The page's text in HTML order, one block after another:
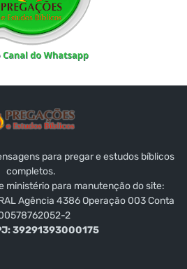
para pregar e estudos bíblicos
completos.
ministério para manutenção do site:
Agência 4386 Operação 003 Conta
2
39291393000175